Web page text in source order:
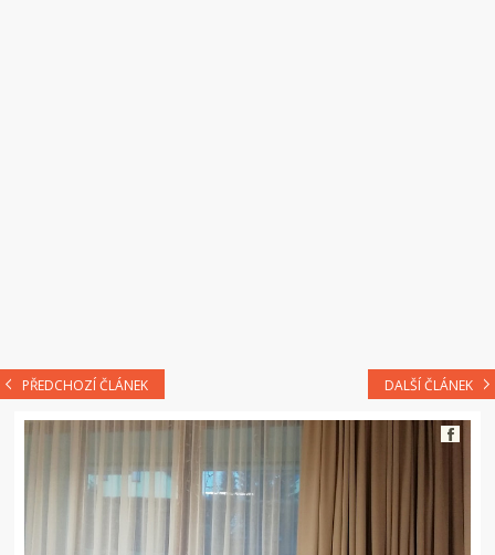
PŘEDCHOZÍ ČLÁNEK DALŠÍ ČLÁNEK